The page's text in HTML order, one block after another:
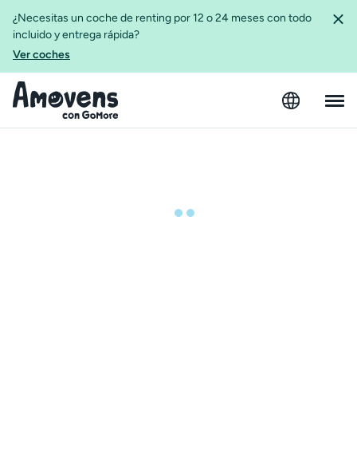
¿Necesitas un coche de renting por 12 o 24 meses con todo
incluido y entrega rápida?
Ver coches